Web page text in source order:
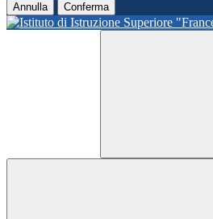
Annulla Conferma